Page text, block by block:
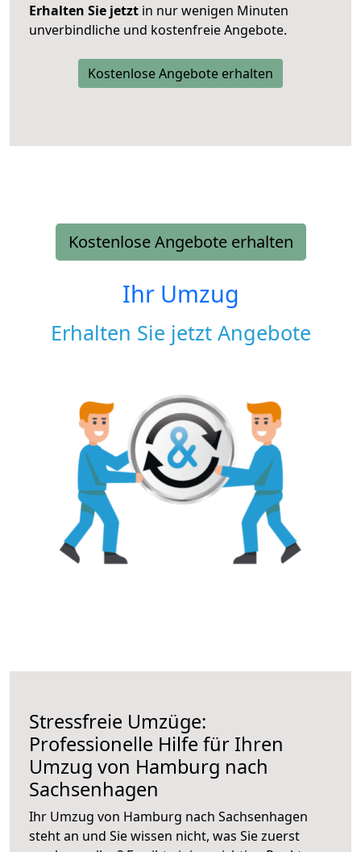
Erhalten Sie jetzt in nur wenigen Minuten
unverbindliche und kostenfreie Angebote.
Kostenlose Angebote erhalten
Kostenlose Angebote erhalten
Ihr Umzug
Erhalten Sie jetzt Angebote
Stressfreie Umzüge:
Professionelle Hilfe für Ihren
Umzug von Hamburg nach
Sachsenhagen
Ihr Umzug von Hamburg nach Sachsenhagen
steht an und Sie wissen nicht, was Sie zuerst